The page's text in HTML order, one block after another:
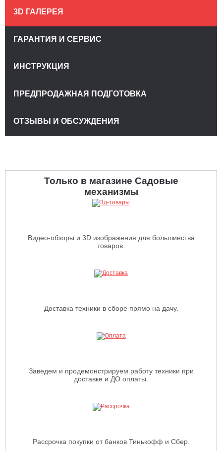
3D ГАЛЕРЕЯ
ГАРАНТИЯ И СЕРВИС
ИНСТРУКЦИЯ
ПРЕДПРОДАЖНАЯ ПОДГОТОВКА
ОТЗЫВЫ И ОБСУЖДЕНИЯ
Только в магазине Садовые
механизмы
Видео-обзоры и 3D изображения для большинства
товаров.
Доставка техники в сборе прямо на дачу.
Заведем и продемонстрируем работу техники при
доставке и ДО оплаты.
Рассрочка покупки от банков Тинькофф и Сбер.